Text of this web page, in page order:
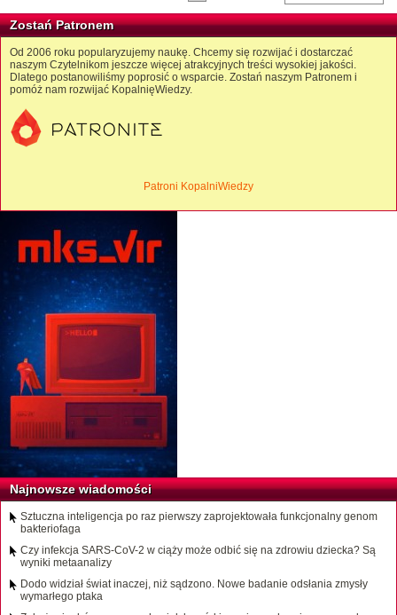
Zostań Patronem
Od 2006 roku popularyzujemy naukę. Chcemy się rozwijać i dostarczać
naszym Czytelnikom jeszcze więcej atrakcyjnych treści wysokiej jakości.
Dlatego postanowiliśmy poprosić o wsparcie. Zostań naszym Patronem i
pomóż nam rozwijać KopalnięWiedzy.
Patroni KopalniWiedzy
Najnowsze wiadomości
Sztuczna inteligencja po raz pierwszy zaprojektowała funkcjonalny genom
bakteriofaga
Czy infekcja SARS-CoV-2 w ciąży może odbić się na zdrowiu dziecka? Są
wyniki metaanalizy
Dodo widział świat inaczej, niż sądzono. Nowe badanie odsłania zmysły
wymarłego ptaka